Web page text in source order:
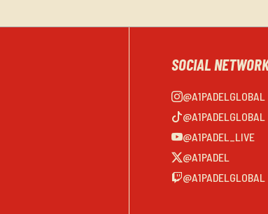
SOCIAL
@A1PADELGLOBAL
@A1PADELGLOBAL
@A1PADEL_LIVE
@A1PADEL
@A1PADELGLOBAL